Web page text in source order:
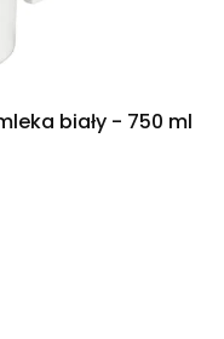
biały - 750 ml